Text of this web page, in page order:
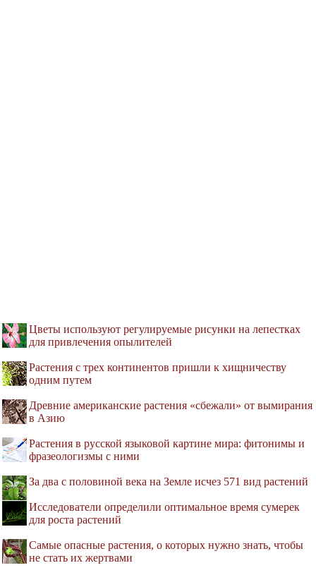
Цветы используют регулируемые рисунки на лепестках
для привлечения опылителей
Растения с трех континентов пришли к хищничеству
одним путем
Древние американские растения «сбежали» от вымирания
в Азию
Растения в русской языковой картине мира: фитонимы и
фразеологизмы с ними
За два с половиной века на Земле исчез 571 вид растений
Исследователи определили оптимальное время сумерек
для роста растений
Самые опасные растения, о которых нужно знать, чтобы
не стать их жертвами